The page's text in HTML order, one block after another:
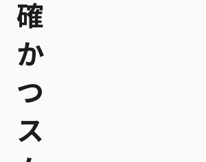
確
か
つ
ス